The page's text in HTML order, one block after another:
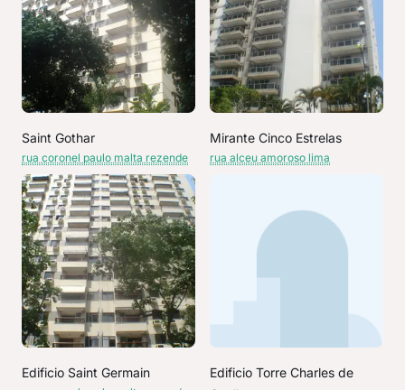
Saint Gothar
rua coronel paulo malta rezende
Mirante Cinco Estrelas
rua alceu amoroso lima
Edificio Saint Germain
Edificio Torre Charles de